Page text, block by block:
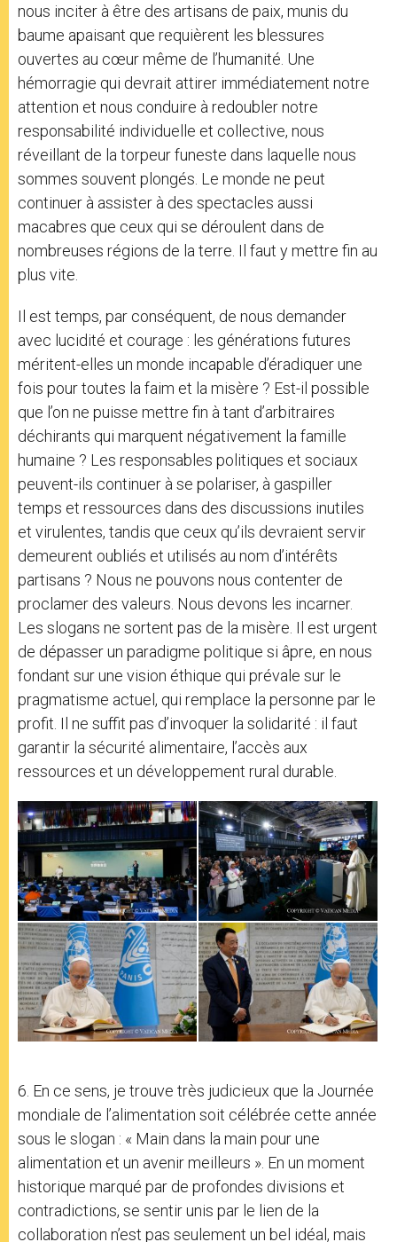
nous inciter à être des artisans de paix, munis du
baume apaisant que requièrent les blessures
ouvertes au cœur même de l’humanité. Une
hémorragie qui devrait attirer immédiatement notre
attention et nous conduire à redoubler notre
responsabilité individuelle et collective, nous
réveillant de la torpeur funeste dans laquelle nous
sommes souvent plongés. Le monde ne peut
continuer à assister à des spectacles aussi
macabres que ceux qui se déroulent dans de
nombreuses régions de la terre. Il faut y mettre fin au
plus vite.
Il est temps, par conséquent, de nous demander
avec lucidité et courage : les générations futures
méritent-elles un monde incapable d’éradiquer une
fois pour toutes la faim et la misère ? Est-il possible
que l’on ne puisse mettre fin à tant d’arbitraires
déchirants qui marquent négativement la famille
humaine ? Les responsables politiques et sociaux
peuvent-ils continuer à se polariser, à gaspiller
temps et ressources dans des discussions inutiles
et virulentes, tandis que ceux qu’ils devraient servir
demeurent oubliés et utilisés au nom d’intérêts
partisans ? Nous ne pouvons nous contenter de
proclamer des valeurs. Nous devons les incarner.
Les slogans ne sortent pas de la misère. Il est urgent
de dépasser un paradigme politique si âpre, en nous
fondant sur une vision éthique qui prévale sur le
pragmatisme actuel, qui remplace la personne par le
profit. Il ne suffit pas d’invoquer la solidarité : il faut
garantir la sécurité alimentaire, l’accès aux
ressources et un développement rural durable.
6. En ce sens, je trouve très judicieux que la Journée
mondiale de l’alimentation soit célébrée cette année
sous le slogan : « Main dans la main pour une
alimentation et un avenir meilleurs ». En un moment
historique marqué par de profondes divisions et
contradictions, se sentir unis par le lien de la
collaboration n’est pas seulement un bel idéal, mais